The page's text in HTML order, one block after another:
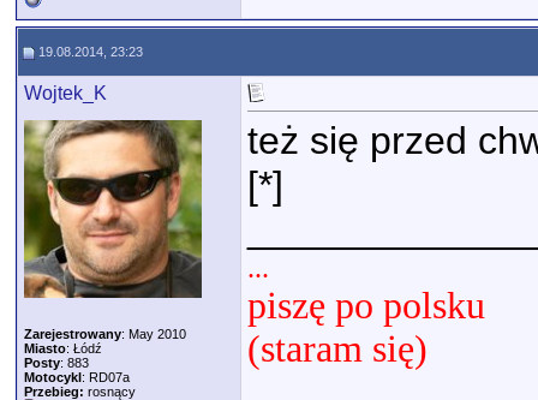
19.08.2014, 23:23
Wojtek_K
Zarejestrowany: May 2010
Miasto: Łódź
Posty: 883
Motocykl: RD07a
Przebieg: rosnący
też się przed
[*]
...
piszę po polsku
(staram się)